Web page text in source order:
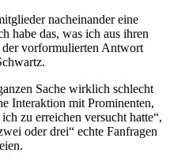
nacheinander eine
habe das, was ich aus ihren
vorformulierten Antwort
Sache wirklich schlecht
Interaktion mit Prominenten,
zu erreichen versucht hatte“,
oder drei“ echte Fanfragen